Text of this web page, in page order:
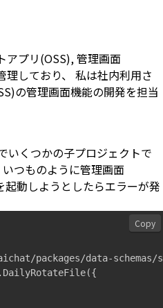
アプリ(OSS), 管理画面
しており、 私は社内利用さ
の管理画面機能の開発を担当
いくつかの子プロジェクトで
つものように管理画面
動しようとしたらエラーが発
packages/data-
({
Copy